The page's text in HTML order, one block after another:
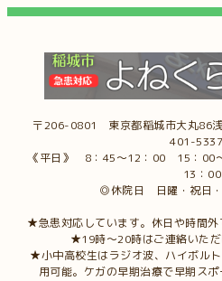
〒206-0801 東京都稲城市大丸
401-5337
《平日》 8：45～12：00 15：
13：00
◎休院日 日曜・祝日
★急患対応しています。休日や時間外
★19時～20時はご連絡いただ
★小中高校生はラジオ波、ハイボル
用可能。ケガの早期治療で早期スポ